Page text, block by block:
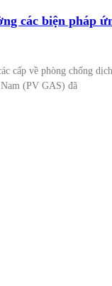
các biện pháp
cấp về phòng chống
(PV GAS) đã